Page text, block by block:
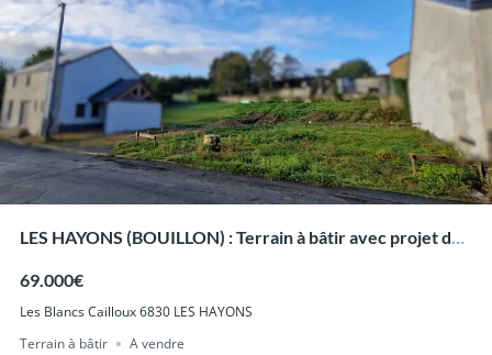
LES HAYONS (BOUILLON) : Terrain à bâtir avec projet de
69.000€
Les Blancs Cailloux 6830 LES HAYONS
Terrain à bâtir
A vendre